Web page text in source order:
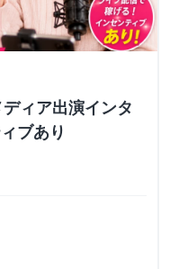
ィア出演インタ
ブあり